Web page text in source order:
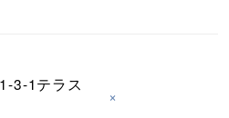
3-1テラス
×